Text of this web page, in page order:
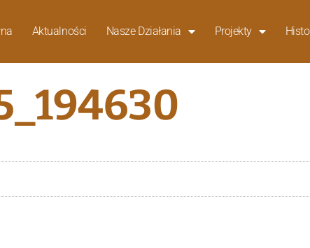
Aktualności Nasze Działania Projekty